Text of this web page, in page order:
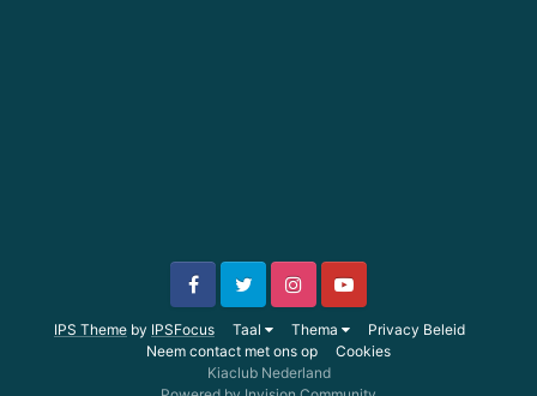
IPS Theme by IPSFocus Taal Thema
Privacy Beleid
Neem contact met ons op
Cookies
Kiaclub Nederland